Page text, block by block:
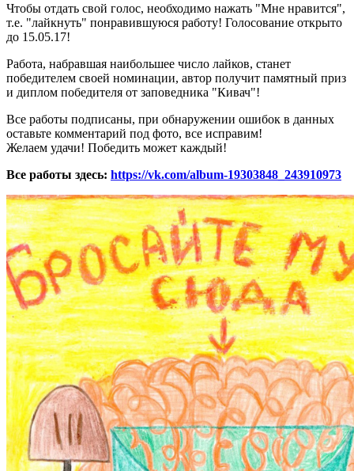
Чтобы отдать свой голос, необходимо нажать "Мне нравится",
т.е. "лайкнуть" понравившуюся работу! Голосование открыто
до 15.05.17!
Работа, набравшая наибольшее число лайков, станет
победителем своей номинации, автор получит памятный приз
и диплом победителя от заповедника "Кивач"!
Все работы подписаны, при обнаружении ошибок в данных
оставьте комментарий под фото, все исправим!
Желаем удачи! Победить может каждый!
Все работы здесь: https://vk.com/album-19303848_243910973